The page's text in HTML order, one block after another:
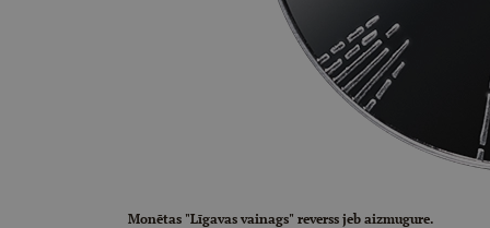
Monētas "Līgavas vainags" reverss jeb aizmugure.